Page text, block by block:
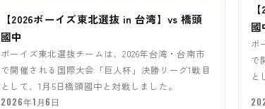
【2026ボーイズ東北選抜 in 台湾】vs 橋頭
國中
ボーイズ東北選抜チームは、2026年台湾・台南市
で開催される国際大会「巨人杯」決勝リーグ1戦目
として、1月5日橋頭國中と対戦しました。
2026年1月6日
國
ボ
で
と